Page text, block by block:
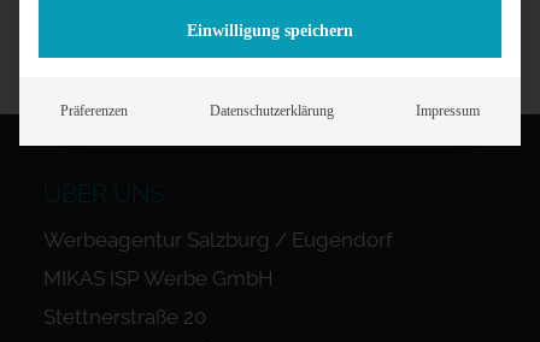
ÜBER UNS
Werbeagentur Salzburg / Eugendorf
MIKAS ISP Werbe GmbH
Stettnerstraße 20
Einwilligung speichern
Präferenzen Datenschutzerklärung Impressum